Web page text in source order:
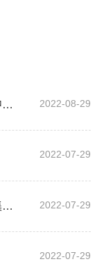
省农业农村厅党组成员、省农技推广中心主任兰永清一行莅临我院调研指导 2022-08-29
2022-07-29
学院主要领导对中层及以上干部进行集体政治谈话 2022-07-29
2022-07-29